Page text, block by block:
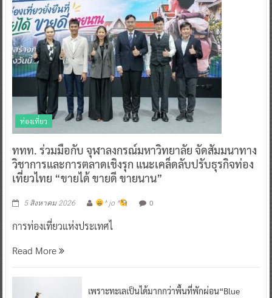
ท่องเที่ยว
ททท. ร่วมมือกับ จุฬาลงกรณ์มหาวิทยาลัย จัดสัมมนาทาง
วิชาการและการตลาดเชิงรุก แนะเคล็ดลับปรับธุรกิจท่อง
เที่ยวไทย “ขายได้ ขายดี ขายนาน”
5 สิงหาคม 2026 ^ jo ^ 0
การท่องเที่ยวแห่งประเทศไ
Read More
เพราะทะเลเป็นได้มากกว่าพื้นที่พักผ่อน“Blue